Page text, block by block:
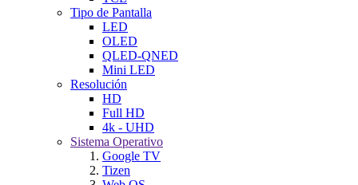
Tipo de Pantalla
LED
OLED
QLED-QNED
Mini LED
Resolución
HD
Full HD
4k - UHD
Sistema Operativo
Google TV
Tizen